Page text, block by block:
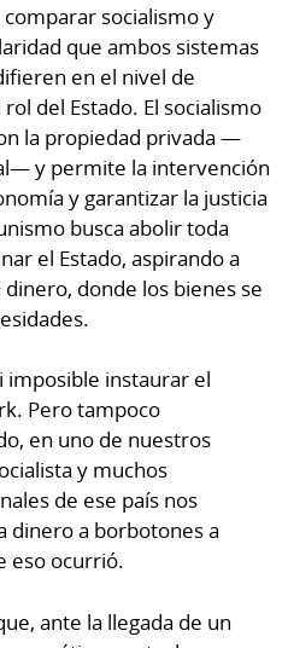
socialismo y
que ambos sistemas
en el nivel de
del Estado. El socialismo
la propiedad privada —
y permite la intervención
y garantizar la justicia
busca abolir toda
el Estado, aspirando a
donde los bienes se
imposible instaurar el
Pero tampoco
en uno de nuestros
y muchos
de ese país nos
dinero a borbotones a
eso ocurrió.
ante la llegada de un